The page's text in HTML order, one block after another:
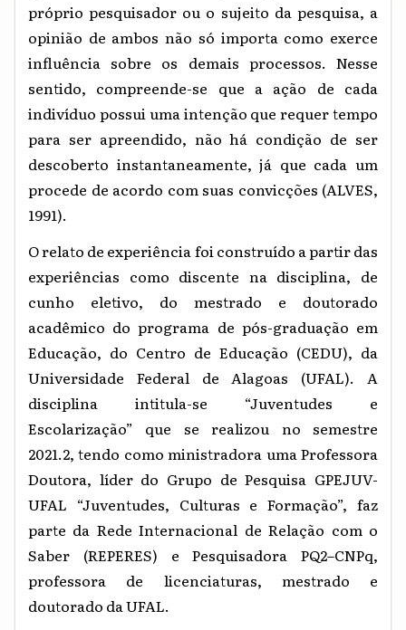
próprio pesquisador ou o sujeito da pesquisa, a
opinião de ambos não só importa como exerce
influência sobre os demais processos. Nesse
sentido, compreende-se que a ação de cada
indivíduo possui uma intenção que requer tempo
para ser apreendido, não há condição de ser
descoberto instantaneamente, já que cada um
procede de acordo com suas convicções (ALVES,
1991).
O relato de experiência foi construído a partir das
experiências como discente na disciplina, de
cunho eletivo, do mestrado e doutorado
acadêmico do programa de pós-graduação em
Educação, do Centro de Educação (CEDU), da
Universidade Federal de Alagoas (UFAL). A
disciplina intitula-se “Juventudes e
Escolarização” que se realizou no semestre
2021.2, tendo como ministradora uma Professora
Doutora, líder do Grupo de Pesquisa GPEJUV-
UFAL “Juventudes, Culturas e Formação”, faz
parte da Rede Internacional de Relação com o
Saber (REPERES) ePesquisadora PQ2–CNPq,
professora de licenciaturas, mestrado e
doutorado da UFAL.